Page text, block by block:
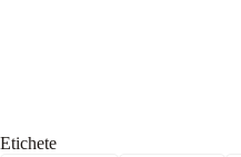
Etichete